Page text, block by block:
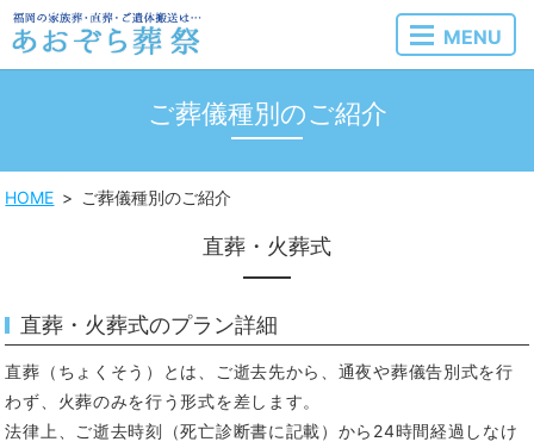
MENU
ご葬儀種別のご紹介
HOME ご葬儀種別のご紹介
直葬・火葬式
直葬・火葬式のプラン詳細
直葬（ちょくそう）とは、ご逝去先から、通夜や葬儀告別式を行
わず、火葬のみを行う形式を差します。
法律上、ご逝去時刻（死亡診断書に記載）から24時間経過しなけ